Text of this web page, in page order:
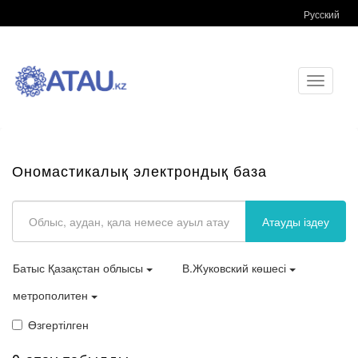
Русский
Toggle
Ономастикалық электрондық база
Атауды іздеу
Батыс Қазақстан облысы
В.Жуковский көшесі
метрополитен
Өзгертілген